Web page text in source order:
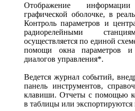
Отображение
графической оболочке, в
Контроль параметров и
радиорелейными
осуществляется по единой
помощи окна параметров и
диалогов управления*.
Ведется журнал событий,
панель инструментов,
клавиши. Отчеты с помощью
в таблицы или экспортируются